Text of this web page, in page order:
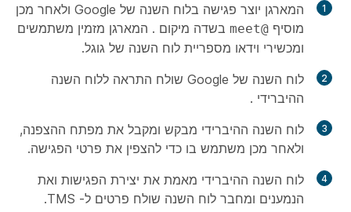
המארגן יוצר פגישה בלוח השנה של Google ולאחר מכן
מוסיף @meet בשדה מיקום . המארגן מזמין משתמשים
ומכשירי וידאו מספריית לוח השנה של גוגל.
לוח השנה של Google שולח התראה ללוח השנה
ההיברידי .
לוח השנה ההיברידי מבקש ומקבל את מפתח ההצפנה,
ולאחר מכן משתמש בו כדי להצפין את פרטי הפגישה.
לוח השנה ההיברידי מאמת את יצירת הפגישות ואת
הנמענים ומחבר לוח השנה שולח פרטים ל- TMS.